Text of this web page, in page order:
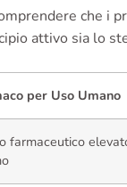
che i
attivo sia lo
per Uso Umano
farmaceutico